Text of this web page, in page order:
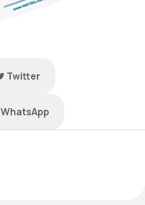
Twitter
WhatsApp